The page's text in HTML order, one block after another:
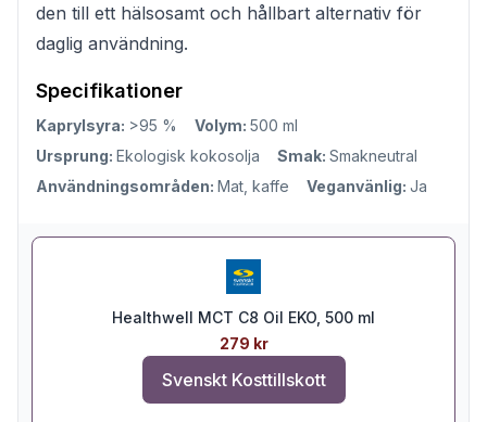
den till ett hälsosamt och hållbart alternativ för
daglig användning.
Specifikationer
Kaprylsyra: >95 % Volym: 500 ml
Ursprung: Ekologisk kokosolja Smak: Smakneutral
Användningsområden: Mat, kaffe Veganvänlig: Ja
Healthwell MCT C8 Oil EKO, 500 ml
279 kr
Svenskt Kosttillskott